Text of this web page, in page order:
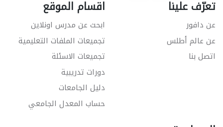
تعرّف علينا
عن دافور
عن عالم أطلس
اتصل بنا
اقسام الموقع
ابحث عن مدرس اونلاين
تجميعات الملفات التعليمية
تجميعات الاسئلة
دورات تدريبية
دليل الجامعات
حساب المعدل الجامعي